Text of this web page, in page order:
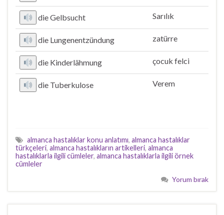
die Gelbsucht Sarılık
die Lungenentzündung zatürre
die Kinderlähmung çocuk felci
die Tuberkulose Verem
almanca hastalıklar konu anlatımı, almanca hastalıklar
türkçeleri, almanca hastalıkların artikelleri, almanca
hastalıklarla ilgili cümleler, almanca hastalıklarla ilgili örnek
cümleler
Yorum bırak